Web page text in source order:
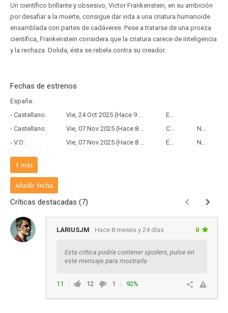
Un científico brillante y obsesivo, Victor Frankenstein, en su ambición
por desafiar a la muerte, consigue dar vida a una criatura humanoide
ensamblada con partes de cadáveres. Pese a tratarse de una proeza
científica, Frankenstein considera que la criatura carece de inteligencia
y la rechaza. Dolida, ésta se rebela contra su creador.
Fechas de estrenos
España:
- Castellano:
Vie, 24 Oct 2025 (Hace 9 meses y 12 días)
Estreno
- Castellano:
Vie, 07 Nov 2025 (Hace 8 meses y 28 días) Copia Digital
Netflix España
- V.O:
Vie, 07 Nov 2025 (Hace 8 meses y 28 días) Estreno
Netflix
Estados Unidos:
- Inglés:
1 más
Añadir fecha
Críticas destacadas (7)
LARIUSJM Hace 8 meses y 24 días 8
Esta crítica podría contener spoilers, pulse en
este mensaje para mostrarla
11 12 1
92%